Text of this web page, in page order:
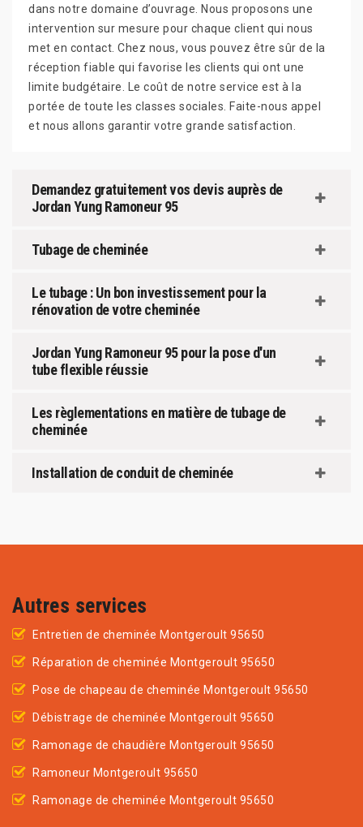
dans notre domaine d’ouvrage. Nous proposons une
intervention sur mesure pour chaque client qui nous
met en contact. Chez nous, vous pouvez être sûr de la
réception fiable qui favorise les clients qui ont une
limite budgétaire. Le coût de notre service est à la
portée de toute les classes sociales. Faite-nous appel
et nous allons garantir votre grande satisfaction.
Demandez gratuitement vos devis auprès de
Jordan Yung Ramoneur 95
Tubage de cheminée
Le tubage : Un bon investissement pour la
rénovation de votre cheminée
Jordan Yung Ramoneur 95 pour la pose d'un
tube flexible réussie
Les règlementations en matière de tubage de
cheminée
Installation de conduit de cheminée
Autres services
Entretien de cheminée Montgeroult 95650
Réparation de cheminée Montgeroult 95650
Pose de chapeau de cheminée Montgeroult 95650
Débistrage de cheminée Montgeroult 95650
Ramonage de chaudière Montgeroult 95650
Ramoneur Montgeroult 95650
Ramonage de cheminée Montgeroult 95650